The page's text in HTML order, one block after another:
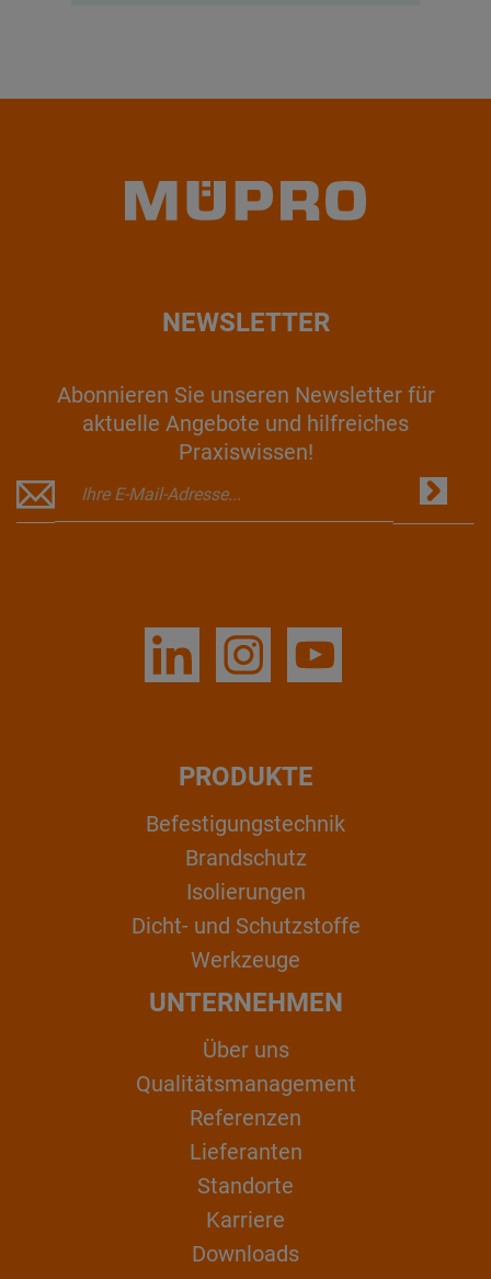
NEWSLETTER
Abonnieren Sie unseren Newsletter für
aktuelle Angebote und hilfreiches
Praxiswissen!
PRODUKTE
Befestigungstechnik
Brandschutz
Isolierungen
Dicht- und Schutzstoffe
Werkzeuge
UNTERNEHMEN
Über uns
Qualitätsmanagement
Referenzen
Lieferanten
Standorte
Karriere
Downloads